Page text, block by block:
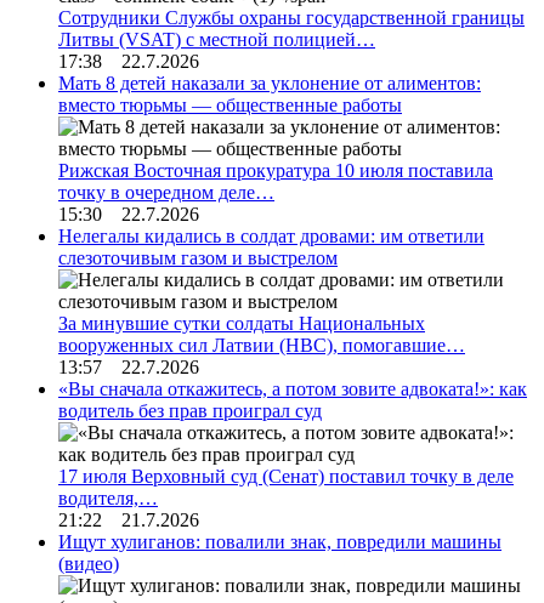
Сотрудники Службы охраны государственной границы
Литвы (VSAT) с местной полицией…
17:38 22.7.2026
Мать 8 детей наказали за уклонение от алиментов:
вместо тюрьмы — общественные работы
Рижская Восточная прокуратура 10 июля поставила
точку в очередном деле…
15:30 22.7.2026
Нелегалы кидались в солдат дровами: им ответили
слезоточивым газом и выстрелом
За минувшие сутки солдаты Национальных
вооруженных сил Латвии (НВС), помогавшие…
13:57 22.7.2026
«Вы сначала откажитесь, а потом зовите адвоката!»: как
водитель без прав проиграл суд
17 июля Верховный суд (Сенат) поставил точку в деле
водителя,…
21:22 21.7.2026
Ищут хулиганов: повалили знак, повредили машины
(видео)